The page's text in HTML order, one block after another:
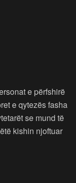
e përfshirë
e qytezës fasha
se mund të
kishin njoftuar